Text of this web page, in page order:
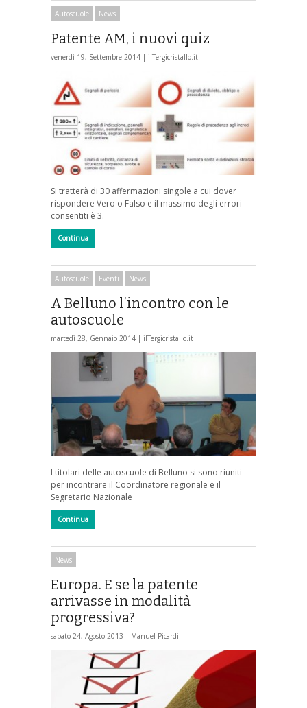
Autoscuole News
Patente AM, i nuovi quiz
venerdì 19, Settembre 2014 | ilTergicristallo.it
Si tratterà di 30 affermazioni singole a cui dover
rispondere Vero o Falso e il massimo degli errori
consentiti è 3.
Continua
Autoscuole Eventi News
A Belluno l’incontro con le
autoscuole
martedì 28, Gennaio 2014 | ilTergicristallo.it
I titolari delle autoscuole di Belluno si sono riuniti
per incontrare il Coordinatore regionale e il
Segretario Nazionale
Continua
News
Europa. E se la patente
arrivasse in modalità
progressiva?
sabato 24, Agosto 2013 | Manuel Picardi